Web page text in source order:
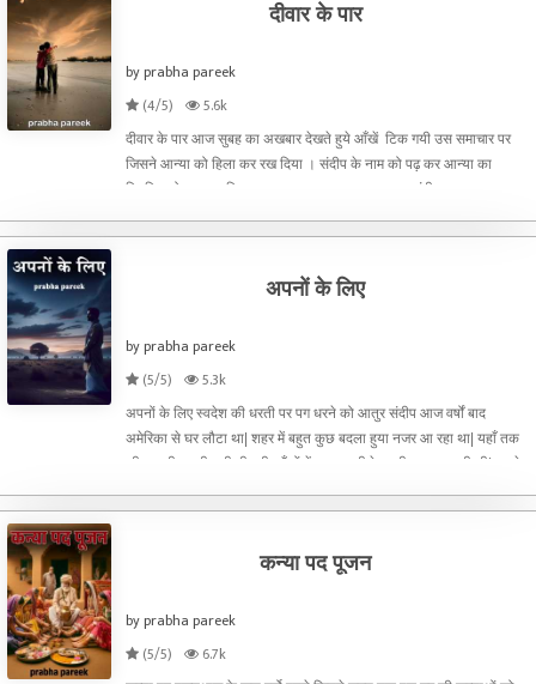
दीवार के पार
by prabha pareek
(4/5)
5.6k
दीवार के पार आज सुबह का अखबार देखते हुये आँखें टिक गयी उस समाचार पर
जिसने आन्या को हिला कर रख दिया । संदीप के नाम को पढ़ कर आन्या का
विचलित होना स्वाभाविक था। समाचार क्या था घमाका था संदीप का नाम उन
अपनों के लिए
by prabha pareek
(5/5)
5.3k
अपनों के लिए स्वदेश की धरती पर पग धरने को आतुर संदीप आज वर्षों बाद
अमेरिका से घर लौटा था| शहर में बहुत कुछ बदला हुया नजर आ रहा था| यहाँ तक
की उसकी पुरानी गली भी बूढ़ी आँखों में काजल की रेखा सी नजर आ रही थी| घर के
कन्या पद पूजन
by prabha pareek
(5/5)
6.7k